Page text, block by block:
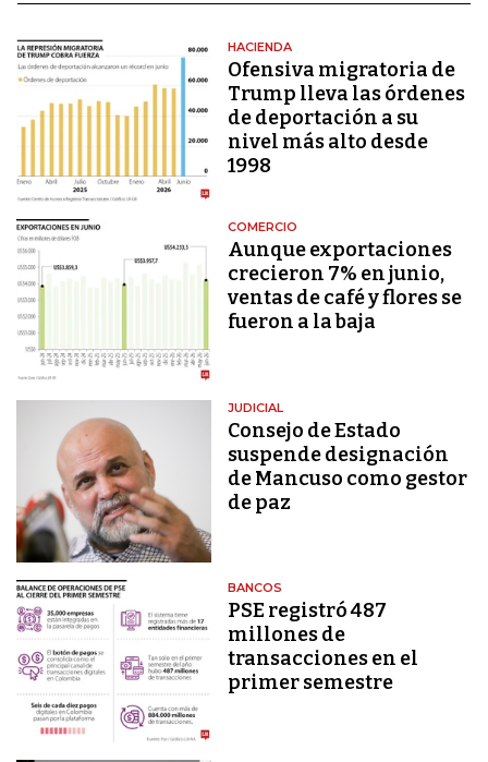
HACIENDA
Ofensiva migratoria de
Trump lleva las órdenes
de deportación a su
nivel más alto desde
1998
COMERCIO
Aunque exportaciones
crecieron 7% en junio,
ventas de café y flores se
fueron a la baja
JUDICIAL
Consejo de Estado
suspende designación
de Mancuso como gestor
de paz
BANCOS
PSE registró 487
millones de
transacciones en el
primer semestre